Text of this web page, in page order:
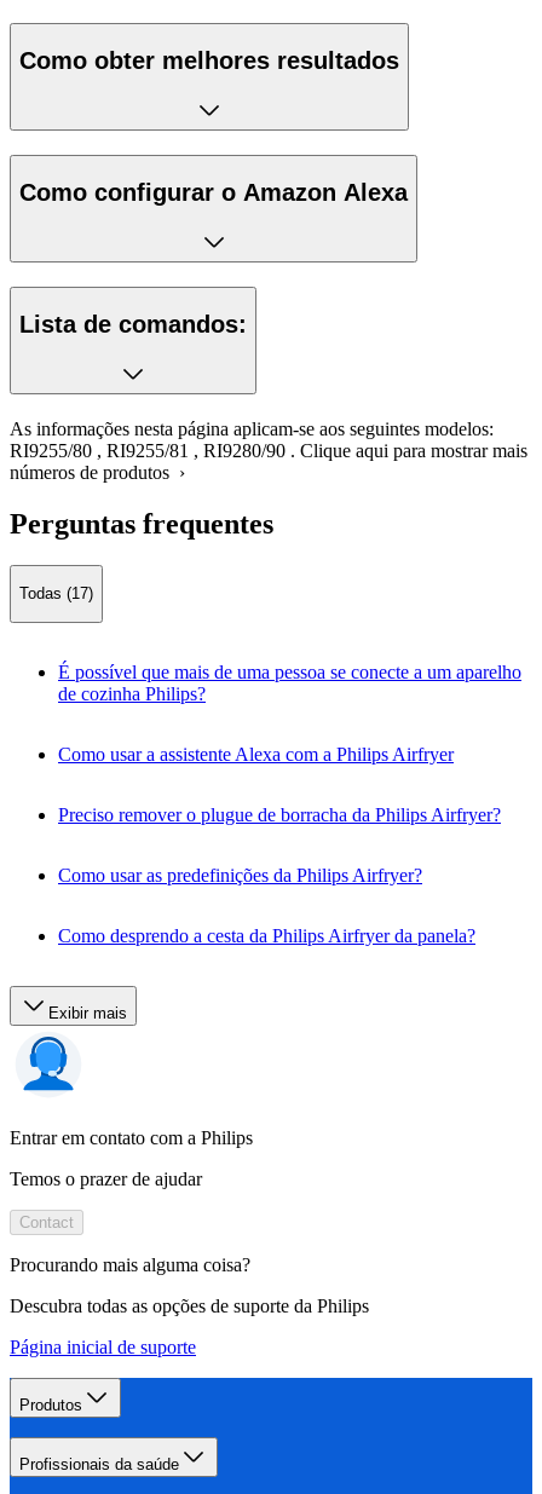
Como obter melhores resultados
Como configurar o Amazon Alexa
Lista de comandos:
As informações nesta página aplicam-se aos seguintes modelos:
RI9255/80 , RI9255/81 , RI9280/90 . Clique aqui para mostrar mais
números de produtos ›
Perguntas frequentes
Todas (17)
É possível que mais de uma pessoa se conecte a um aparelho
de cozinha Philips?
Como usar a assistente Alexa com a Philips Airfryer
Preciso remover o plugue de borracha da Philips Airfryer?
Como usar as predefinições da Philips Airfryer?
Como desprendo a cesta da Philips Airfryer da panela?
Exibir mais
Entrar em contato com a Philips
Temos o prazer de ajudar
Contact
Procurando mais alguma coisa?
Descubra todas as opções de suporte da Philips
Página inicial de suporte
Produtos
Profissionais da saúde